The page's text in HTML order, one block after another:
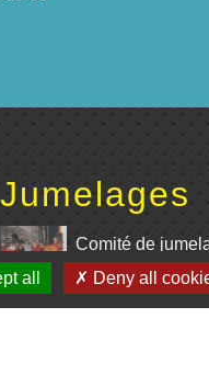
Jumelages
Comité de
all Deny all